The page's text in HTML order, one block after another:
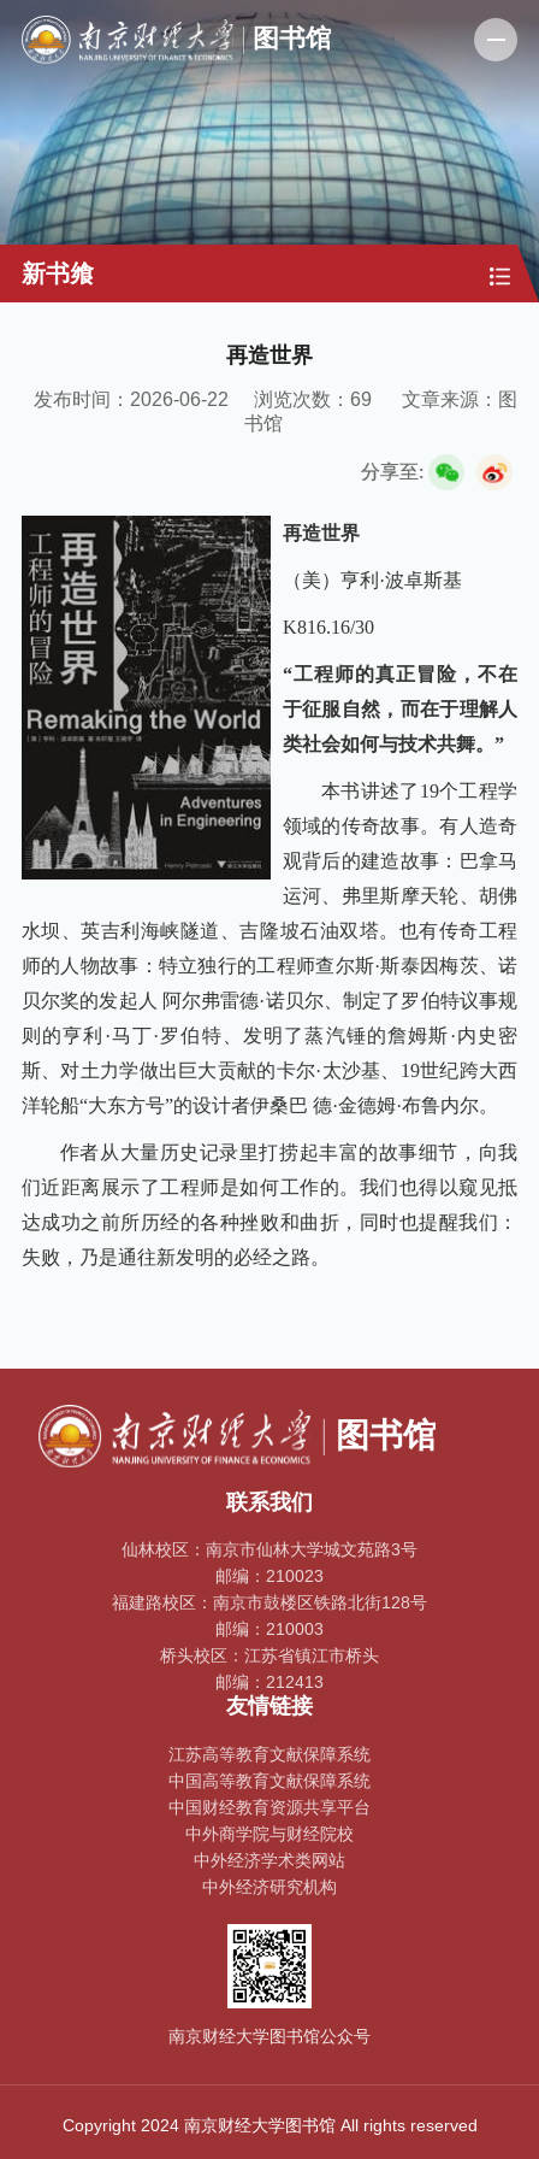
新书飨
再造世界
发布时间：2026-06-22 浏览次数：69
文章来源：图
书馆
分享至:
再造世界
（美）亨利 ·波卓斯基
K816.16/30
“工程师的真正冒险，不在
于征服自然，而在于理解人
类社会如何与技术共舞。”
本书讲述了19个工程学
领域的传奇故事。有人造奇
观背后的建造故事：巴拿马
运河、弗里斯摩天轮、胡佛
水坝、英吉利海峡隧道、吉隆坡石油双塔。也有传奇工程
师的人物故事：特立独行的工程师查尔斯·斯泰因梅茨、诺
贝尔奖的发起人 阿尔弗雷德·诺贝尔、制定了罗伯特议事规
则的亨利·马丁·罗伯特、发明了蒸汽锤的詹姆斯·内史密
斯、对土力学做出巨大贡献的卡尔·太沙基、19世纪跨大西
洋轮船“大东方号”的设计者伊桑巴 德·金德姆·布鲁内尔。
作者从大量历史记录里打捞起丰富的故事细节，向我
们近距离展示了工程师是如何工作的。我们也得以窥见抵
达成功之前所历经的各种挫败和曲折，同时也提醒我们：
失败，乃是通往新发明的必经之路。
联系我们
仙林校区：南京市仙林大学城文苑路3号
邮编：210023
福建路校区：南京市鼓楼区铁路北街128号
邮编：210003
桥头校区：江苏省镇江市桥头
邮编：212413
友情链接
江苏高等教育文献保障系统
中国高等教育文献保障系统
中国财经教育资源共享平台
中外商学院与财经院校
中外经济学术类网站
中外经济研究机构
南京财经大学图书馆公众号
Copyright 2024 南京财经大学图书馆 All rights reserved